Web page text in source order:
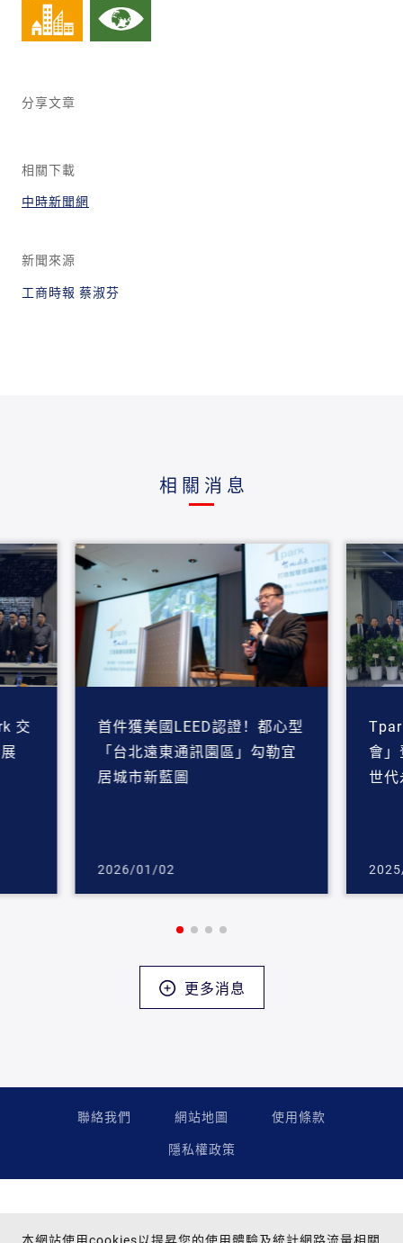
分享文章
相關下載
中時新聞網
新聞來源
工商時報 蔡淑芬
相關消息
交
首件獲美國LEED認證！都心型
「台北遠東通訊園區」勾勒宜
居城市新藍圖
2026/01/02
會
世代
更多消息
聯絡我們 網站地圖
使用條款
隱私權政策